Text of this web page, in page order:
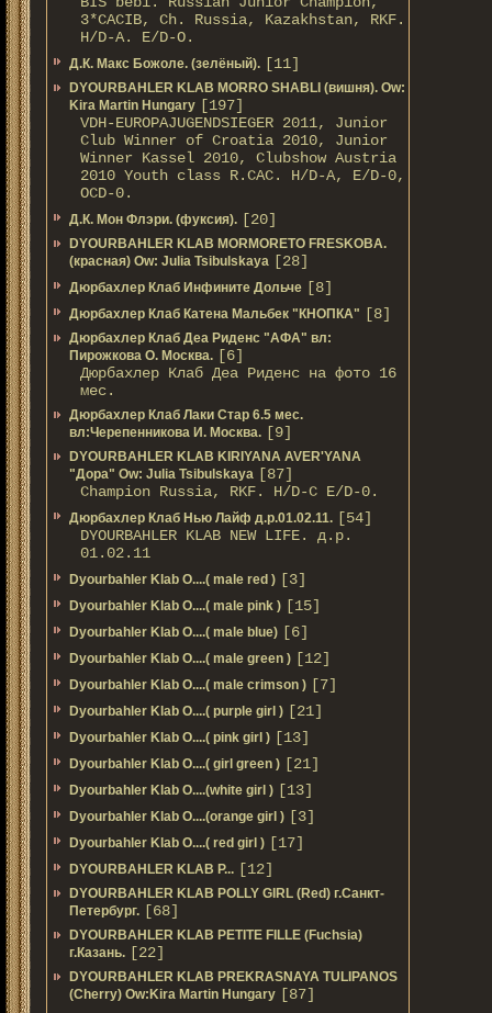
3*САСIB, Ch. Russia, Kazakhstan, RKF.
Н/D-A. E/D-O.
Д.К. Макс Божоле. (зелёный). [11]
DYOURBAHLER KLAB MORRO SHABLI (вишня). Ow:
Kira Martin Hungary [197]
VDH-EUROPAJUGENDSIEGER 2011, Junior
Club Winner of Croatia 2010, Junior
Winner Kassel 2010, Clubshow Austria
2010 Youth class R.CAC. Н/D-A, E/D-0,
OCD-0.
Д.К. Мон Флэри. (фуксия). [20]
DYOURBAHLER KLAB MORMORETO FRESKOBA.
(красная) Ow: Julia Tsibulskaya [28]
Дюрбахлер Клаб Инфините Дольче [8]
Дюрбахлер Клаб Катена Мальбек "КНОПКА" [8]
Дюрбахлер Клаб Деа Риденс "АФА" вл:
Пирожкова О. Москва. [6]
Дюрбахлер Клаб Деа Риденс на фото 16
мес.
Дюрбахлер Клаб Лаки Стар 6.5 мес.
вл:Черепенникова И. Москва. [9]
DYOURBAHLER KLAB KIRIYANA AVER'YANA
"Дора" Ow: Julia Tsibulskaya [87]
Champion Russia, RKF. H/D-С E/D-0.
Дюрбахлер Клаб Нью Лайф д.р.01.02.11. [54]
DYOURBAHLER KLAB NEW LIFE. д.р.
01.02.11
Dyourbahler Klab O....( male red ) [3]
Dyourbahler Klab O....( male pink ) [15]
Dyourbahler Klab O....( male blue) [6]
Dyourbahler Klab O....( male green ) [12]
Dyourbahler Klab O....( male crimson ) [7]
Dyourbahler Klab O....( purple girl ) [21]
Dyourbahler Klab O....( pink girl ) [13]
Dyourbahler Klab O....( girl green ) [21]
Dyourbahler Klab O....(white girl ) [13]
Dyourbahler Klab O....(orange girl ) [3]
Dyourbahler Klab O....( red girl ) [17]
DYOURBAHLER KLAB P... [12]
DYOURBAHLER KLAB POLLY GIRL (Red) г.Санкт-
Петербург. [68]
DYOURBAHLER KLAB PETITE FILLE (Fuchsia)
г.Казань. [22]
DYOURBAHLER KLAB PREKRASNAYA TULIPANOS
(Cherry) Ow:Kira Martin Hungary [87]